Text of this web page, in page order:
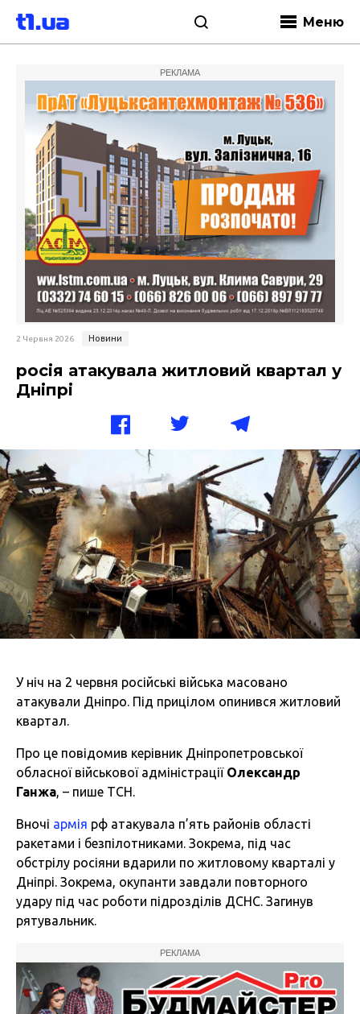
Меню
РЕКЛАМА
2 Червня 2026 Новини
росія атакувала житловий квартал у
Дніпрі
У ніч на 2 червня російські війська масовано
атакували Дніпро. Під прицілом опинився житловий
квартал.
Про це повідомив керівник Дніпропетровської
обласної військової адміністрації Олександр
Ганжа, – пише ТСН.
Вночі армія рф атакувала п’ять районів області
ракетами і безпілотниками. Зокрема, під час
обстрілу росіяни вдарили по житловому кварталі у
Дніпрі. Зокрема, окупанти завдали повторного
удару під час роботи підрозділів ДСНС. Загинув
рятувальник.
РЕКЛАМА